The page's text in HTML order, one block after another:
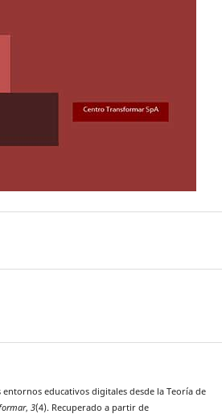
entornos educativos digitales desde la Teoría de
, 3(4). Recuperado a partir de